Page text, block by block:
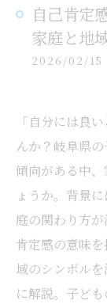
自己肯定
家庭と地
2026/02/15
「自分には良
んか？岐阜県
傾向がある中
ょうか。背景
庭の関わり方
肯定感の意味
域のシンボル
に解説。子ど